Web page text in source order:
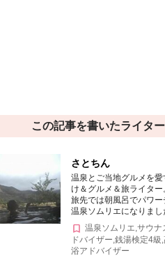
この記事を書いたライター
さとちん
温泉とご当地グルメを
け＆グルメ＆旅ライタ
旅先では朝風呂でパワー
温泉ソムリエになりまし
温泉ソムリエ,サウナ
ドバイザー,銭湯検定4級
浴アドバイザー